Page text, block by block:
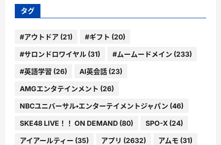
ー
タグ
#アウトドア (21) #ギフト (20)
#サロンドロワイヤル (31) #ムームードメイン (233)
#英語学習 (26) AI英会話 (23)
AMGエンタテインメント (26)
NBCユニバーサル・エンターテイメントジャパン (46)
SKE48 LIVE！！ ON DEMAND (80) SPO-X (24)
アイアールティー (35) アプリ (2632) アムモ (31)